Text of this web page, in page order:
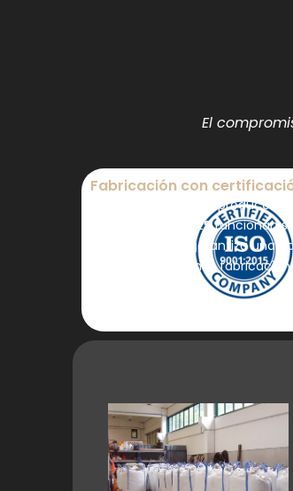
El
Fabricación con
Las instalaciones de producción
cuarzo TOQUARTZ® funcionan
ISO 9001, lo que garantiza una
y la excelencia en la fabricación.